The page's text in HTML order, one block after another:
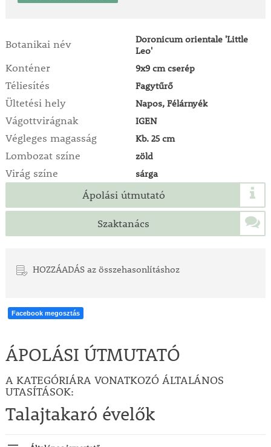
Botanikai név
Doronicum orientale 'Little
Leo'
Konténer 9x9 cm cserép
Téliesítés Fagytűrő
Ültetési hely Napos, Félárnyék
Vágottvirágnak IGEN
Végleges magasság Kb. 25 cm
Lombozat színe zöld
Virág színe sárga
Ápolási útmutató
Szaktanács
HOZZÁADÁS az összehasonlításhoz
Facebook megosztás
ÁPOLÁSI ÚTMUTATÓ
A KATEGÓRIÁRA VONATKOZÓ ÁLTALÁNOS
UTASÍTÁSOK:
Talajtakaró évelők